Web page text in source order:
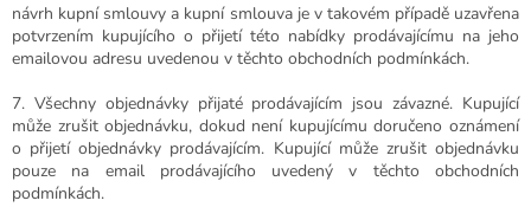
návrh kupní smlouvy a kupní smlouva je v takovém případě uzavřena
potvrzením kupujícího o přijetí této nabídky prodávajícímu na jeho
emailovou adresu uvedenou v těchto obchodních podmínkách.
7. Všechny objednávky přijaté prodávajícím jsou závazné. Kupující
může zrušit objednávku, dokud není kupujícímu doručeno oznámení
o přijetí objednávky prodávajícím. Kupující může zrušit objednávku
pouze na email prodávajícího uvedený v těchto obchodních
podmínkách.